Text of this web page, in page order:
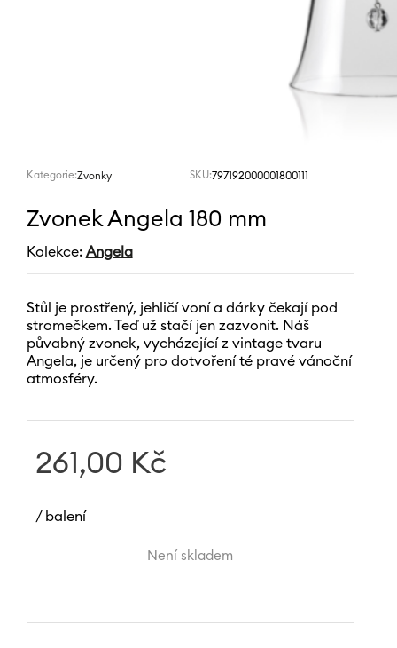
Kategorie:Zvonky SKU:797192000001800111
Zvonek Angela 180 mm
Kolekce: Angela
Stůl je prostřený, jehličí voní a dárky čekají pod
stromečkem. Teď už stačí jen zazvonit. Náš
půvabný zvonek, vycházející z vintage tvaru
Angela, je určený pro dotvoření té pravé vánoční
atmosféry.
261,00 Kč
/ balení
Není skladem